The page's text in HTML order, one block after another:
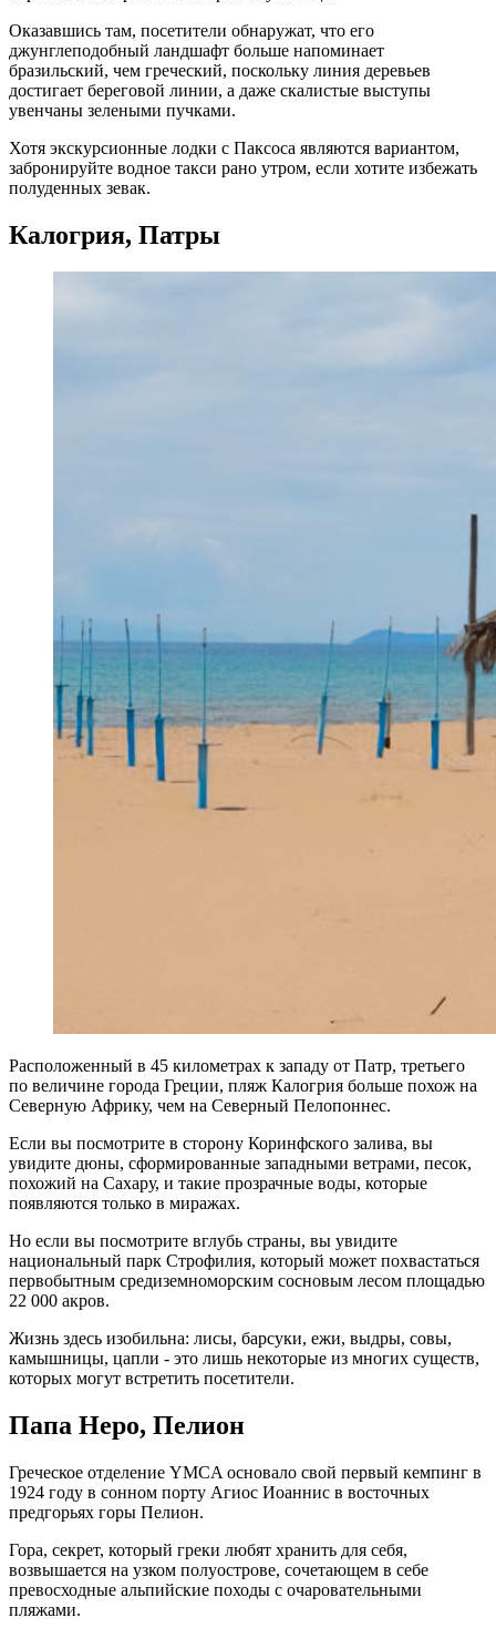
Оказавшись там, посетители обнаружат, что его
джунглеподобный ландшафт больше напоминает
бразильский, чем греческий, поскольку линия деревьев
достигает береговой линии, а даже скалистые выступы
увенчаны зелеными пучками.
Хотя экскурсионные лодки с Паксоса являются вариантом,
забронируйте водное такси рано утром, если хотите избежать
полуденных зевак.
Калогрия, Патры
Расположенный в 45 километрах к западу от Патр, третьего
по величине города Греции, пляж Калогрия больше похож на
Северную Африку, чем на Северный Пелопоннес.
Если вы посмотрите в сторону Коринфского залива, вы
увидите дюны, сформированные западными ветрами, песок,
похожий на Сахару, и такие прозрачные воды, которые
появляются только в миражах.
Но если вы посмотрите вглубь страны, вы увидите
национальный парк Строфилия, который может похвастаться
первобытным средиземноморским сосновым лесом площадью
22 000 акров.
Жизнь здесь изобильна: лисы, барсуки, ежи, выдры, совы,
камышницы, цапли - это лишь некоторые из многих существ,
которых могут встретить посетители.
Папа Неро, Пелион
Греческое отделение YMCA основало свой первый кемпинг в
1924 году в сонном порту Агиос Иоаннис в восточных
предгорьях горы Пелион.
Гора, секрет, который греки любят хранить для себя,
возвышается на узком полуострове, сочетающем в себе
превосходные альпийские походы с очаровательными
пляжами.